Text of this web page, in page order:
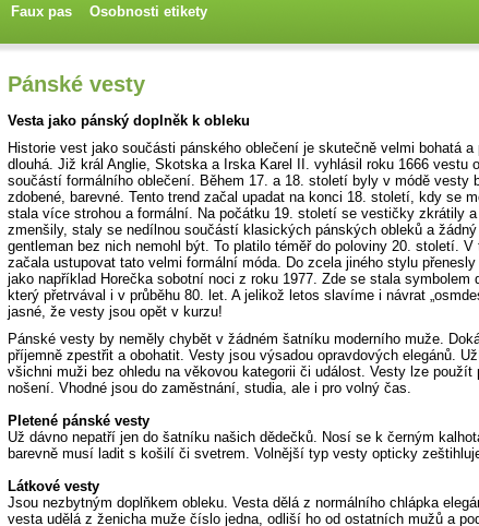
Faux pas
Osobnosti etikety
Pánské vesty
Vesta jako pánský doplněk k obleku
Historie vest jako součásti pánského oblečení je skutečně velmi bohatá a
dlouhá. Již král Anglie, Skotska a Irska Karel II. vyhlásil roku 1666 vestu
součástí formálního oblečení. Během 17. a 18. století byly v módě vesty
zdobené, barevné. Tento trend začal upadat na konci 18. století, kdy se
stala více strohou a formální. Na počátku 19. století se vestičky zkrátily
zmenšily, staly se nedílnou součástí klasických pánských obleků a
gentleman bez nich nemohl být. To platilo téměř do poloviny 20. století. V
začala ustupovat tato velmi formální móda. Do zcela jiného stylu
jako například Horečka sobotní noci z roku 1977. Zde se stala symbolem
který přetrvával i v průběhu 80. let. A jelikož letos slavíme i návrat
jasné, že vesty jsou opět v kurzu!
Pánské vesty by neměly chybět v žádném šatníku moderního muže.
příjemně zpestřit a obohatit. Vesty jsou výsadou opravdových elegánů.
všichni muži bez ohledu na věkovou kategorii či událost. Vesty lze použít
nošení. Vhodné jsou do zaměstnání, studia, ale i pro volný čas.
Pletené pánské vesty
Už dávno nepatří jen do šatníku našich dědečků. Nosí se k černým
barevně musí ladit s košilí či svetrem. Volnější typ vesty opticky
Látkové vesty
Jsou nezbytným doplňkem obleku. Vesta dělá z normálního chlápka
vesta udělá z ženicha muže číslo jedna, odliší ho od ostatních mužů a